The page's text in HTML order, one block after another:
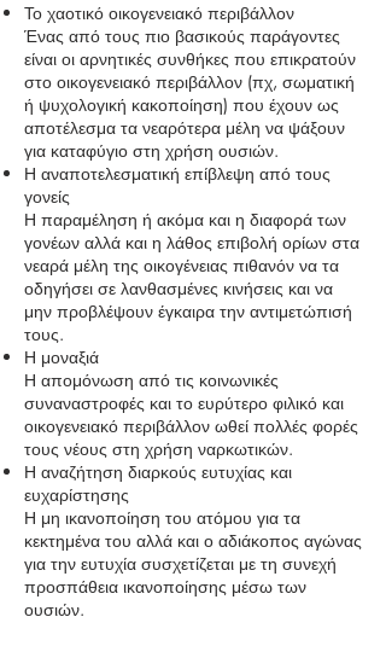
Το χαοτικό οικογενειακό περιβάλλον
Ένας από τους πιο βασικούς παράγοντες
είναι οι αρνητικές συνθήκες που επικρατούν
στο οικογενειακό περιβάλλον (πχ, σωματική
ή ψυχολογική κακοποίηση) που έχουν ως
αποτέλεσμα τα νεαρότερα μέλη να ψάξουν
για καταφύγιο στη χρήση ουσιών.
Η αναποτελεσματική επίβλεψη από τους
γονείς
Η παραμέληση ή ακόμα και η διαφορά των
γονέων αλλά και η λάθος επιβολή ορίων στα
νεαρά μέλη της οικογένειας πιθανόν να τα
οδηγήσει σε λανθασμένες κινήσεις και να
μην προβλέψουν έγκαιρα την αντιμετώπισή
τους.
Η μοναξιά
Η απομόνωση από τις κοινωνικές
συναναστροφές και το ευρύτερο φιλικό και
οικογενειακό περιβάλλον ωθεί πολλές φορές
τους νέους στη χρήση ναρκωτικών.
Η αναζήτηση διαρκούς ευτυχίας και
ευχαρίστησης
Η μη ικανοποίηση του ατόμου για τα
κεκτημένα του αλλά και ο αδιάκοπος αγώνας
για την ευτυχία συσχετίζεται με τη συνεχή
προσπάθεια ικανοποίησης μέσω των
ουσιών.